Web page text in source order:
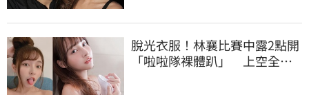
脫光衣服！林襄比賽中露2點開
「啦啦隊裸體趴」 上空全裸